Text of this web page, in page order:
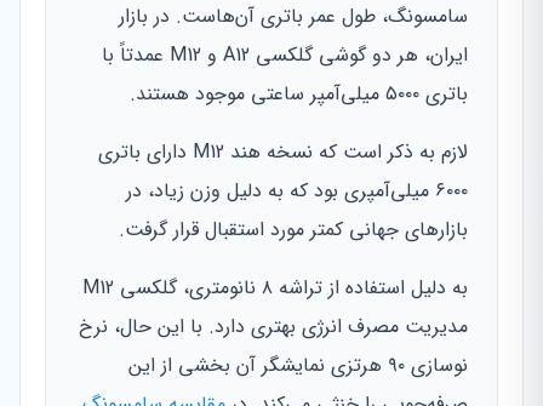
سامسونگ، طول عمر باتری آن‌هاست. در بازار
ایران، هر دو گوشی گلکسی A12 و M12 عمدتاً با
باتری ۵۰۰۰ میلی‌آمپر ساعتی موجود هستند.
لازم به ذکر است که نسخه هند M12 دارای باتری
۶۰۰۰ میلی‌آمپری بود که به دلیل وزن زیاد، در
بازارهای جهانی کمتر مورد استقبال قرار گرفت.
به دلیل استفاده از تراشه ۸ نانومتری، گلکسی M12
مدیریت مصرف انرژی بهتری دارد. با این حال، نرخ
نوسازی ۹۰ هرتزی نمایشگر آن بخشی از این